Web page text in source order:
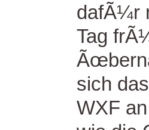
dafÃ¼r
Tag
sich
WXF